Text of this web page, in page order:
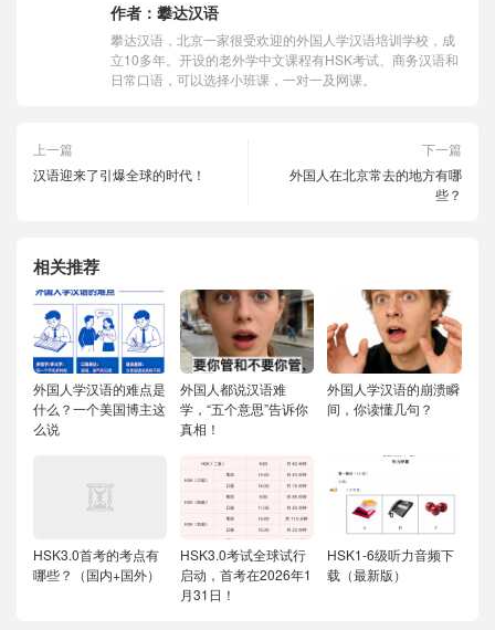
作者： 攀达汉语
攀达汉语，北京一家很受欢迎的外国人学汉语培训学校，成
立10多年。开设的老外学中文课程有HSK考试、商务汉语和
日常口语，可以选择小班课，一对一及网课。
上一篇
汉语迎来了引爆全球的时代！
下一篇
外国人在北京常去的地方有哪
些？
相关推荐
外国人学汉语的难点是
什么？一个美国博主这
么说
外国人都说汉语难
学，“五个意思”告诉你
真相！
外国人学汉语的崩溃瞬
间，你读懂几句？
HSK3.0首考的考点有
哪些？（国内+国外）
HSK3.0考试全球试行
启动，首考在2026年1
月31日！
HSK1-6级听力音频下
载（最新版）